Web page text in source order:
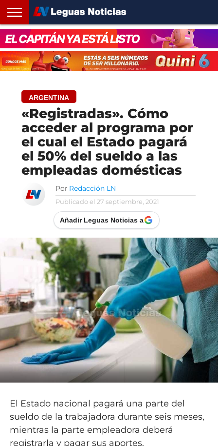
INICIO
SANTA
FE
ROSARIO24
REGIONES
ARGENTINA
OPINIÓN
CONTACTO
ARGENTINA
«Registradas». Cómo
acceder al programa por
el cual el Estado pagará
el 50% del sueldo a las
empleadas domésticas
Por Redacción LN
Publicado el 27 septiembre, 2021
Añadir Leguas Noticias a
El Estado nacional pagará una parte del
sueldo de la trabajadora durante seis meses,
mientras la parte empleadora deberá
registrarla y pagar sus aportes,